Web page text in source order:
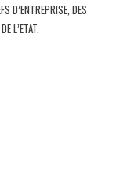
D’ENTREPRISE, DES
L’ETAT.